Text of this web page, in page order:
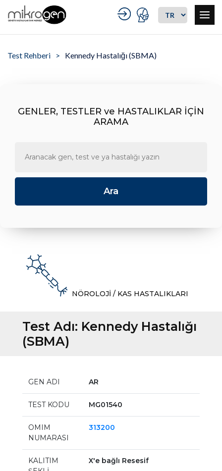
Test Rehberi Kennedy Hastalığı (SBMA)
GENLER, TESTLER ve HASTALIKLAR İÇİN
ARAMA
NÖROLOJİ / KAS HASTALIKLARI
Test Adı: Kennedy Hastalığı
(SBMA)
GEN ADI AR
TEST KODU MG01540
OMIM
NUMARASI
313200
KALITIM
X'e bağlı Resesif